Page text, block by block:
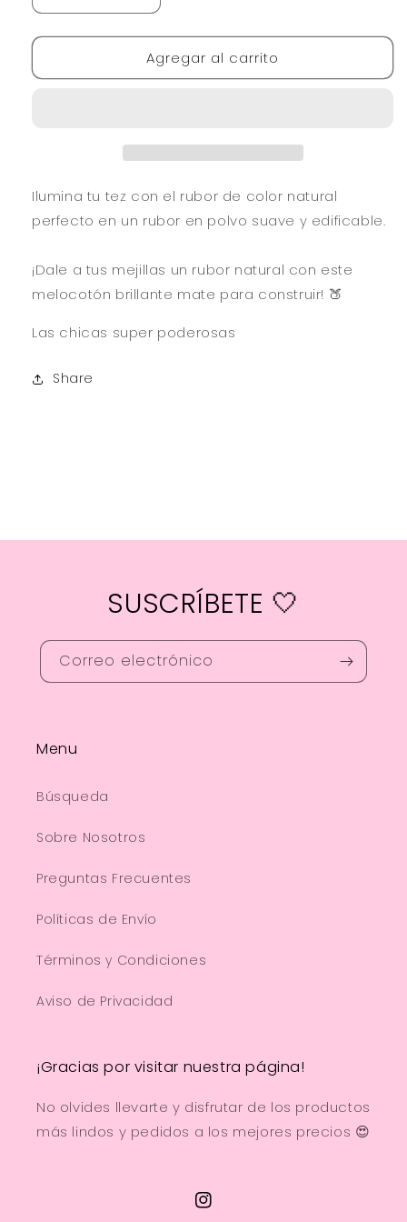
cantidad
para
THE
cantidad
para
SAVING
THE
Agregar al carrito
Ilumina tu tez con el rubor de color natural
perfecto en un rubor en polvo suave y edificable.
¡Dale a tus mejillas un rubor natural con este
melocotón brillante mate para construir! 🍑
Las chicas super poderosas
Share
SUSCRÍBETE 🤍
Correo electrónico
Menu
Búsqueda
Sobre Nosotros
Preguntas Frecuentes
Políticas de Envío
Términos y Condiciones
Aviso de Privacidad
¡Gracias por visitar nuestra página!
No olvides llevarte y disfrutar de los productos
más lindos y pedidos a los mejores precios 😍
Instagram